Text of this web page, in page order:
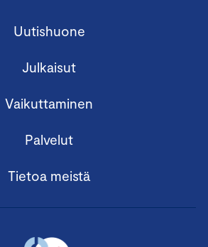
Uutishuone
Julkaisut
Vaikuttaminen
Palvelut
Tietoa meistä